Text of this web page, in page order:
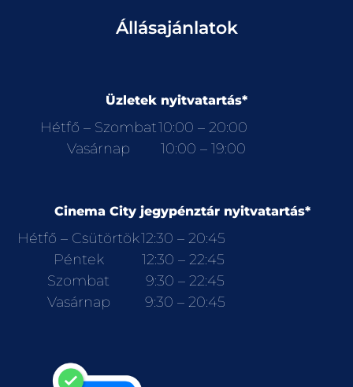
Állásajánlatok
Üzletek nyitvatartás*
Hétfő – Szombat10:00 – 20:00
Vasárnap
10:00 – 19:00
Cinema City jegypénztár nyitvatartás*
Hétfő – Csütörtök12:30 – 20:45
Péntek
12:30 – 22:45
Szombat
9:30 – 22:45
Vasárnap
9:30 – 20:45